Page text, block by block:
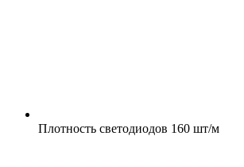
Плотность светодиодов 160 шт/м